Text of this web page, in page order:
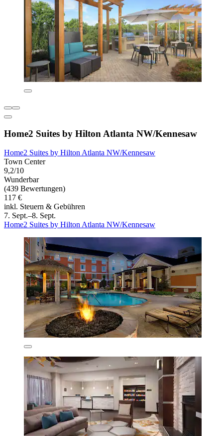
Home2 Suites by Hilton Atlanta NW/Kennesaw
Home2 Suites by Hilton Atlanta NW/Kennesaw
Town Center
9,2/10
Wunderbar
(439 Bewertungen)
117 €
inkl. Steuern & Gebühren
7. Sept.–8. Sept.
Home2 Suites by Hilton Atlanta NW/Kennesaw